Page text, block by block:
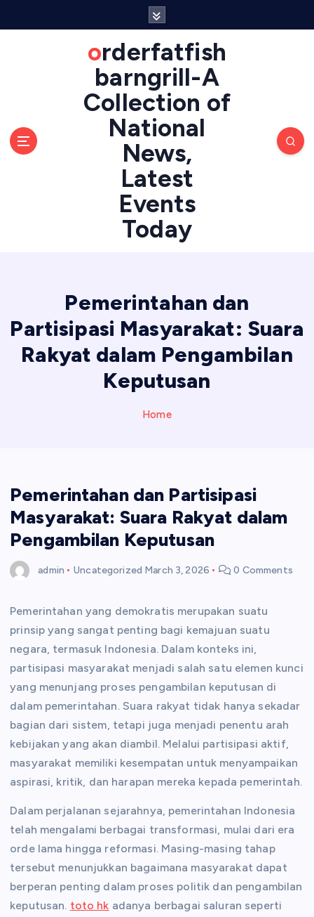
orderfatfish
barngrill-A
Collection of
National
News,
Latest
Events
Today
Pemerintahan dan
Partisipasi Masyarakat: Suara
Rakyat dalam Pengambilan
Keputusan
Home
Pemerintahan dan Partisipasi
Masyarakat: Suara Rakyat dalam
Pengambilan Keputusan
admin Uncategorized March 3, 2026 0 Comments
Pemerintahan yang demokratis merupakan suatu
prinsip yang sangat penting bagi kemajuan suatu
negara, termasuk Indonesia. Dalam konteks ini,
partisipasi masyarakat menjadi salah satu elemen kunci
yang menunjang proses pengambilan keputusan di
dalam pemerintahan. Suara rakyat tidak hanya sekadar
bagian dari sistem, tetapi juga menjadi penentu arah
kebijakan yang akan diambil. Melalui partisipasi aktif,
masyarakat memiliki kesempatan untuk menyampaikan
aspirasi, kritik, dan harapan mereka kepada pemerintah.
Dalam perjalanan sejarahnya, pemerintahan Indonesia
telah mengalami berbagai transformasi, mulai dari era
orde lama hingga reformasi. Masing-masing tahap
tersebut menunjukkan bagaimana masyarakat dapat
berperan penting dalam proses politik dan pengambilan
keputusan. toto hk adanya berbagai saluran seperti